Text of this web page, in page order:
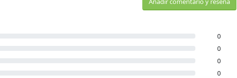
0
0
0
0